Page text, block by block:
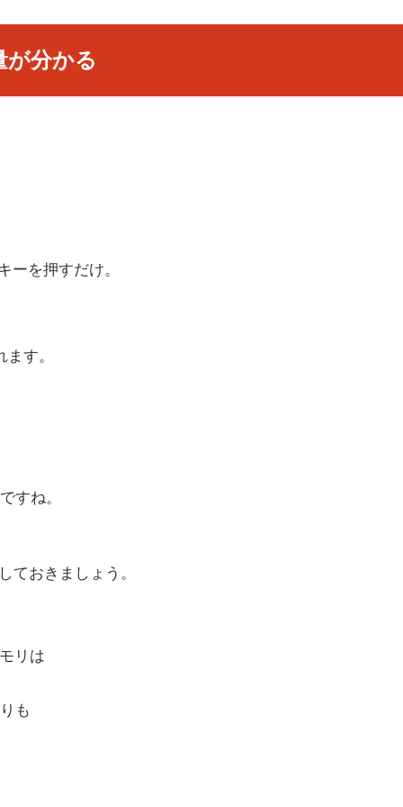
分かる
ーを押すだけ。
す。
すね。
ておきましょう。
リは
も